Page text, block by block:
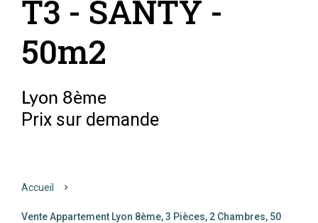
T3 - SANTY -
50m2
Lyon 8ème
Prix sur demande
Accueil
Vente Appartement Lyon 8ème, 3 Pièces, 2 Chambres, 50